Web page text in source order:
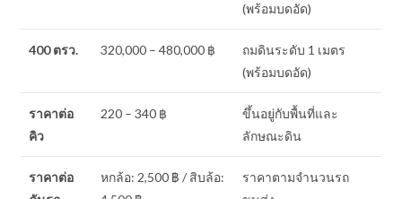
(พร้อมบดอัด)
400 ตรว. 320,000 – 480,000 ฿
ถมดินระดับ 1 เมตร
(พร้อมบดอัด)
ราคาต่อ
คิว
220 – 340 ฿
ขึ้นอยู่กับพื้นที่และ
ลักษณะดิน
ราคาต่อ
หกล้อ: 2,500 ฿ / สิบล้อ:
ราคาตามจำนวนรถ